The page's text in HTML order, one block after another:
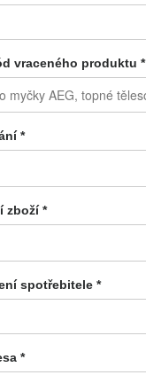
vraceného produktu *
*
zboží *
spotřebitele *
*